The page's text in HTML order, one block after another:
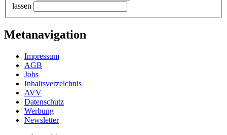
lassen
Metanavigation
Impressum
AGB
Jobs
Inhaltsverzeichnis
AVV
Datenschutz
Werbung
Newsletter